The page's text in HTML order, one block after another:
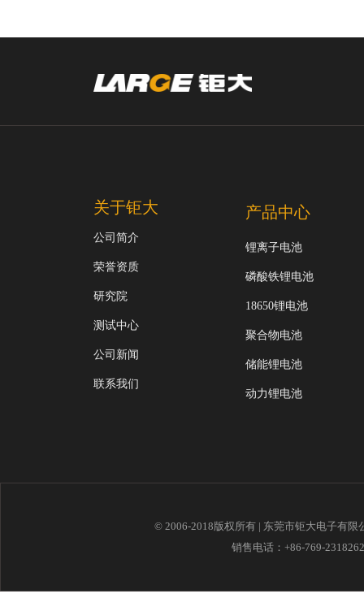
关于钜大
公司简介
荣誉资质
研究院
测试中心
公司新闻
联系我们
产品中心
锂离子电池
磷酸铁锂电池
18650锂电池
聚合物电池
储能锂电池
动力锂电池
© 2006-2018版权所有 | 东莞市钜大电子有
销售电话：+86-769-